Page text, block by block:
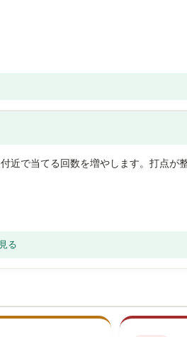
近で当てる回数を増やします。打点が
る